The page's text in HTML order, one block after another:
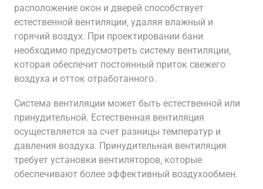
расположение окон и дверей способствует
естественной вентиляции‚ удаляя влажный и
горячий воздух. При проектировании бани
необходимо предусмотреть систему вентиляции‚
которая обеспечит постоянный приток свежего
воздуха и отток отработанного.
Система вентиляции может быть естественной или
принудительной. Естественная вентиляция
осуществляется за счет разницы температур и
давления воздуха. Принудительная вентиляция
требует установки вентиляторов‚ которые
обеспечивают более эффективный воздухообмен.